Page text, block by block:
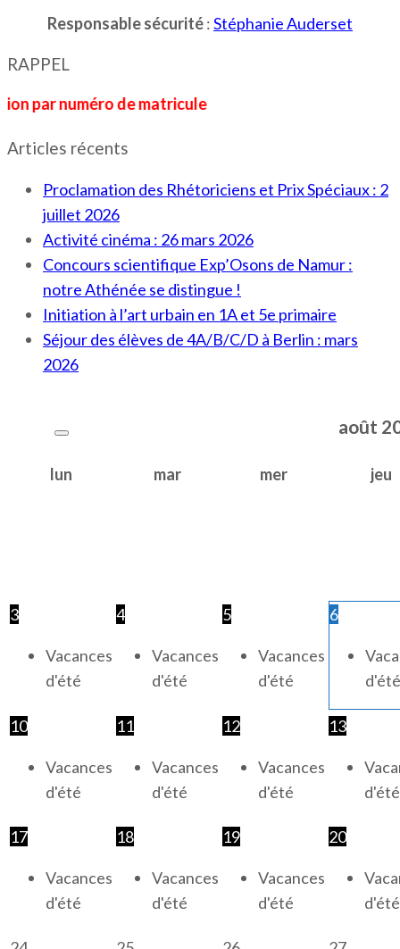
Responsable sécurité:Stéphanie Auderset
RAPPEL
de matricule
Articles récents
Proclamation des Rhétoriciens et Prix Spéciaux : 2
juillet 2026
Activité cinéma : 26 mars 2026
Concours scientifique Exp’Osons de Namur :
notre Athénée se distingue !
Initiation à l’art urbain en 1A et 5e primaire
Séjour des élèves de 4A/B/C/D à Berlin : mars
2026
août
lun mar mer jeu
3
Vacances
d'été
4
Vacances
d'été
5
Vacances
d'été
6
d'été
10
Vacances
d'été
11
Vacances
d'été
12
Vacances
d'été
13
d'été
17
Vacances
d'été
18
Vacances
d'été
19
Vacances
d'été
20
d'été